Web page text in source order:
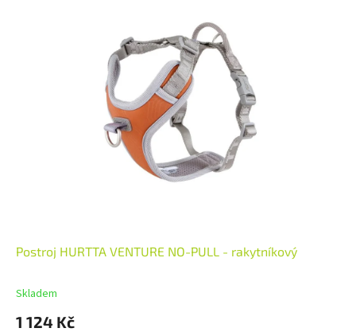
Postroj HURTTA VENTURE NO-PULL - rakytníkový
Skladem
1 124 Kč